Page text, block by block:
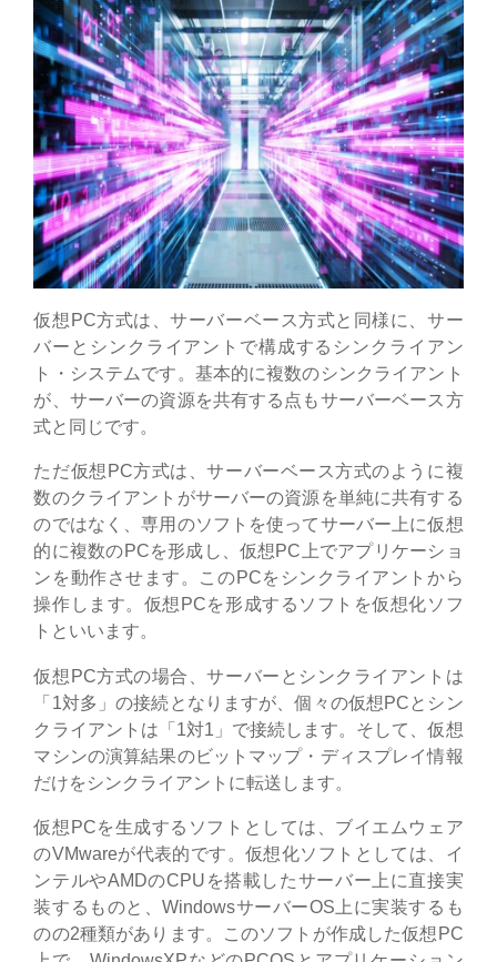
仮想PC方式は、サーバーベース方式と同様に、サー
バーとシンクライアントで構成するシンクライアン
ト・システムです。基本的に複数のシンクライアント
が、サーバーの資源を共有する点もサーバーベース方
式と同じです。
ただ仮想PC方式は、サーバーベース方式のように複
数のクライアントがサーバーの資源を単純に共有する
のではなく、専用のソフトを使ってサーバー上に仮想
的に複数のPCを形成し、仮想PC上でアプリケーショ
ンを動作させます。このPCをシンクライアントから
操作します。仮想PCを形成するソフトを仮想化ソフ
トといいます。
仮想PC方式の場合、サーバーとシンクライアントは
「1対多」の接続となりますが、個々の仮想PCとシン
クライアントは「1対1」で接続します。そして、仮想
マシンの演算結果のビットマップ・ディスプレイ情報
だけをシンクライアントに転送します。
仮想PCを生成するソフトとしては、ブイエムウェア
のVMwareが代表的です。仮想化ソフトとしては、イ
ンテルやAMDのCPUを搭載したサーバー上に直接実
装するものと、WindowsサーバーOS上に実装するも
のの2種類があります。このソフトが作成した仮想PC